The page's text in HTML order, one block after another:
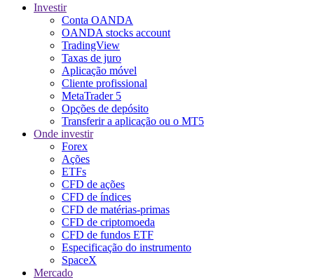
Investir
Conta OANDA
OANDA stocks account
TradingView
Taxas de juro
Aplicação móvel
Cliente profissional
MetaTrader 5
Opções de depósito
Transferir a aplicação ou o MT5
Onde investir
Forex
Ações
ETFs
CFD de ações
CFD de índices
CFD de matérias-primas
CFD de criptomoeda
CFD de fundos ETF
Especificação do instrumento
SpaceX
Mercado